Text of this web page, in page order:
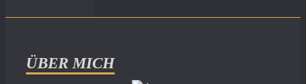
ÜBER MICH